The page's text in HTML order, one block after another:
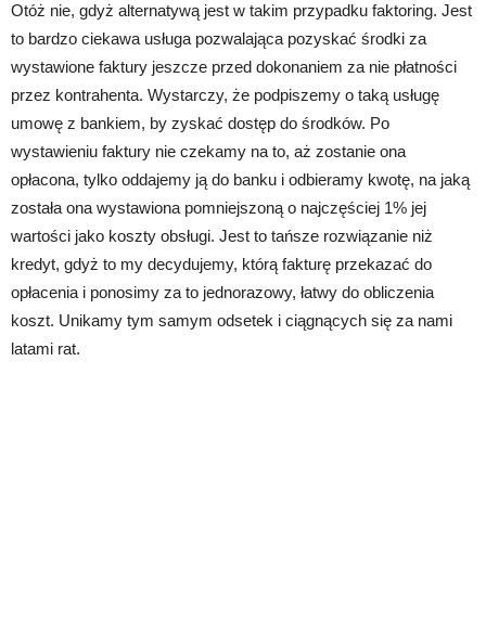
Otóż nie, gdyż alternatywą jest w takim przypadku faktoring. Jest
to bardzo ciekawa usługa pozwalająca pozyskać środki za
wystawione faktury jeszcze przed dokonaniem za nie płatności
przez kontrahenta. Wystarczy, że podpiszemy o taką usługę
umowę z bankiem, by zyskać dostęp do środków. Po
wystawieniu faktury nie czekamy na to, aż zostanie ona
opłacona, tylko oddajemy ją do banku i odbieramy kwotę, na jaką
została ona wystawiona pomniejszoną o najczęściej 1% jej
wartości jako koszty obsługi. Jest to tańsze rozwiązanie niż
kredyt, gdyż to my decydujemy, którą fakturę przekazać do
opłacenia i ponosimy za to jednorazowy, łatwy do obliczenia
koszt. Unikamy tym samym odsetek i ciągnących się za nami
latami rat.